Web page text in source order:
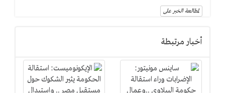
لمطالعة الخبر على
أخبار مرتبطة